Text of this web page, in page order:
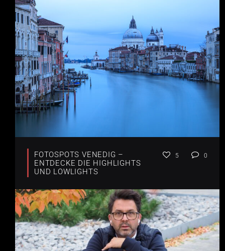
FOTOSPOTS VENEDIG –
ENTDECKE DIE HIGHLIGHTS
UND LOWLIGHTS
5 0